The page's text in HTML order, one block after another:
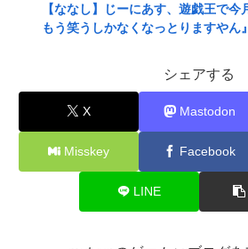
【ななし】じーにあす、遊戯王で
もう笑うしかなくなっとりますやん
メディア「Switch2版『モンハンワ
最大1440p動作」
【艦これ】E4とE5はどっちの方が
グランって聞いたんだけど
【艦これ】今から提督に着任するな
シェアする
X Mastodon
Misskey Facebook
LINE